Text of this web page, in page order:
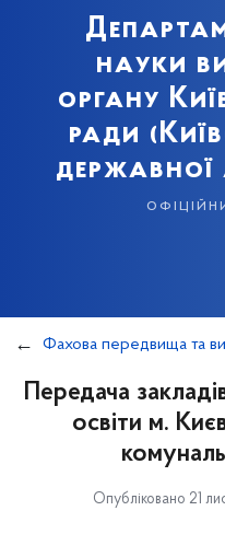
науки
органу
ради
державної
Фахова передвища та
Передача
освіти м.
Опубліковано 21